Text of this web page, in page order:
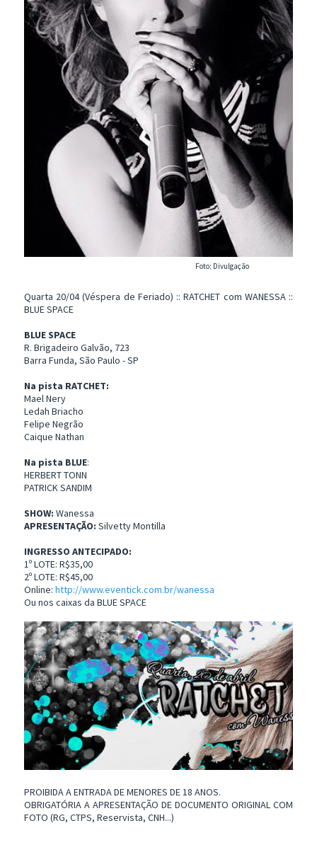
Foto: Divulgação
Quarta 20/04 (Véspera de Feriado) :: RATCHET com WANESSA ::
BLUE SPACE
BLUE SPACE
R. Brigadeiro Galvão, 723
Barra Funda, São Paulo - SP
Na pista RATCHET:
Mael Nery
Ledah Briacho
Felipe Negrão
Caique Nathan
Na pista BLUE:
HERBERT TONN
PATRICK SANDIM
SHOW: Wanessa
APRESENTAÇÃO: Silvetty Montilla
INGRESSO ANTECIPADO:
1º LOTE: R$35,00
2º LOTE: R$45,00
Online: http://www.eventick.com.br/wanessa
Ou nos caixas da BLUE SPACE
PROIBIDA A ENTRADA DE MENORES DE 18 ANOS.
OBRIGATÓRIA A APRESENTAÇÃO DE DOCUMENTO ORIGINAL COM
FOTO (RG, CTPS, Reservista, CNH...)